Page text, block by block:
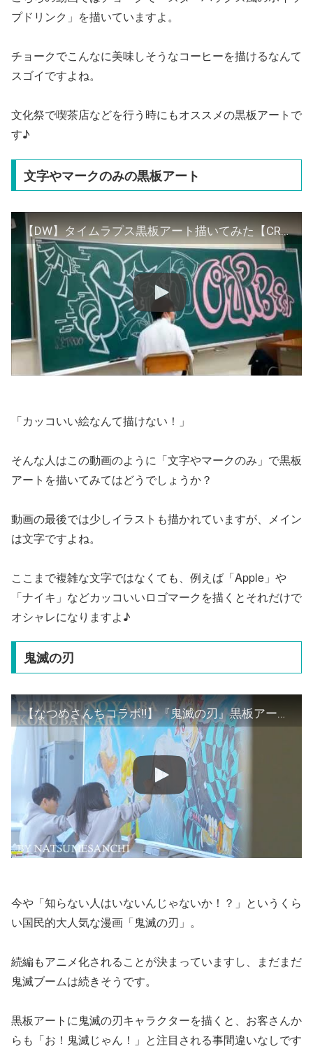
プドリンク」を描いていますよ。
チョークでこんなに美味しそうなコーヒーを描けるなんて
スゴイですよね。
文化祭で喫茶店などを行う時にもオススメの黒板アートで
す♪
文字やマークのみの黒板アート
【DW】タイムラプス黒板アート描いてみた【CROW,NEる】
「カッコいい絵なんて描けない！」
そんな人はこの動画のように「文字やマークのみ」で黒板
アートを描いてみてはどうでしょうか？
動画の最後では少しイラストも描かれていますが、メイン
は文字ですよね。
ここまで複雑な文字ではなくても、例えば「Apple」や
「ナイキ」などカッコいいロゴマークを描くとそれだけで
オシャレになりますよ♪
鬼滅の刃
【なつめさんちコラボ‼】『鬼滅の刃』黒板アートPV【ジャンプ】
今や「知らない人はいないんじゃないか！？」というくら
い国民的大人気な漫画「鬼滅の刃」。
続編もアニメ化されることが決まっていますし、まだまだ
鬼滅ブームは続きそうです。
黒板アートに鬼滅の刃キャラクターを描くと、お客さんか
らも「お！鬼滅じゃん！」と注目される事間違いなしです